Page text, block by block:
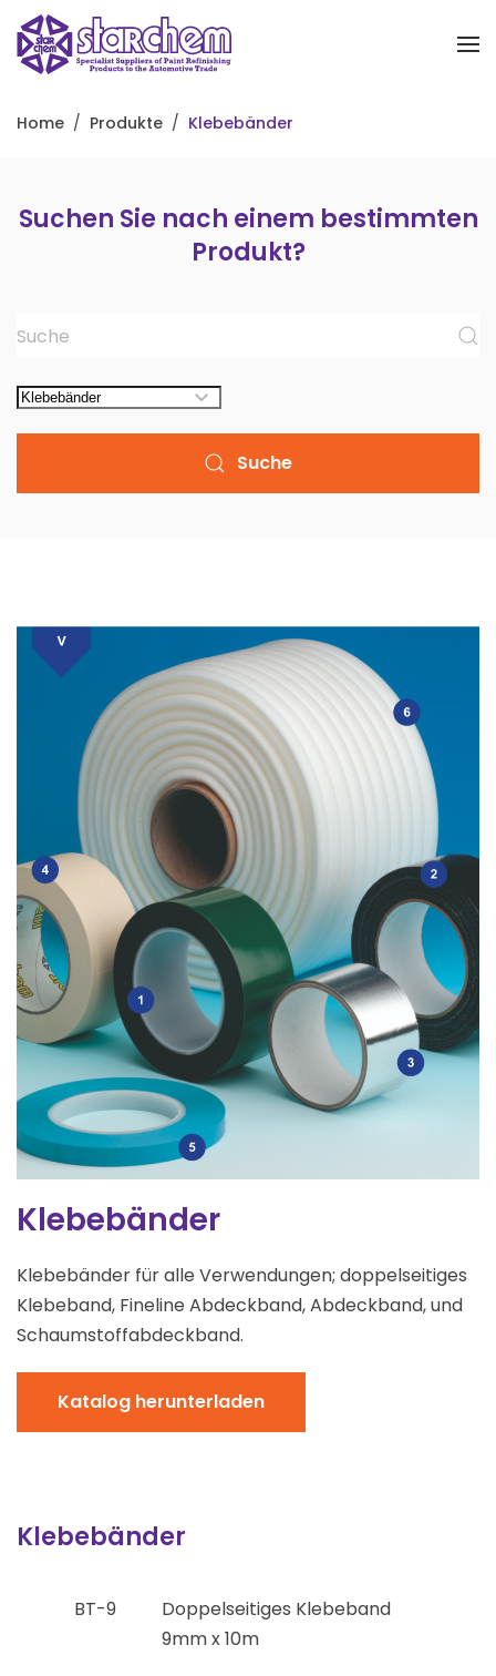
Zum Hauptinhalt springen
Home Produkte Klebebänder
Suchen Sie nach einem bestimmten
Produkt?
Suche
Klebebänder
Klebebänder für alle Verwendungen; doppelseitiges
Klebeband, Fineline Abdeckband, Abdeckband, und
Schaumstoffabdeckband.
Katalog herunterladen
Klebebänder
BT-9
Doppelseitiges Klebeband
9mm x 10m